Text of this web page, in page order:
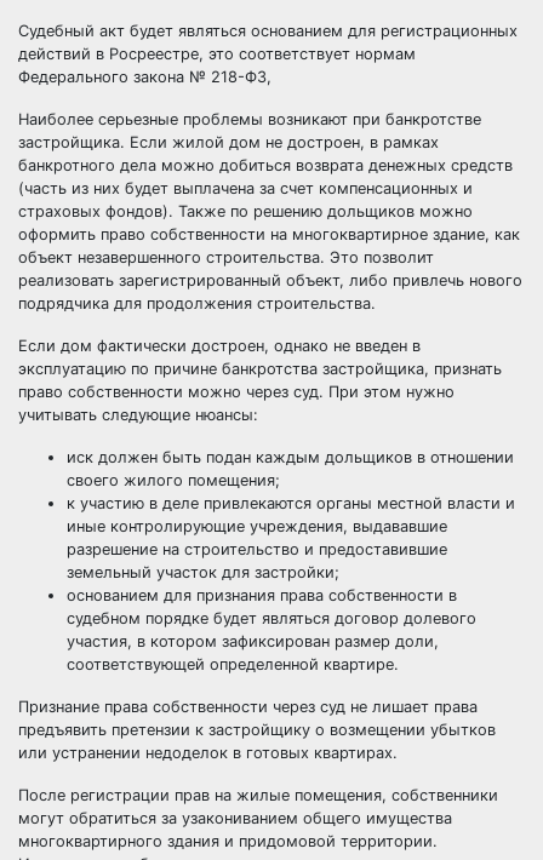
Судебный акт будет являться основанием для регистрационных
действий в Росреестре, это соответствует нормам
Федерального закона № 218-ФЗ,
Наиболее серьезные проблемы возникают при банкротстве
застройщика. Если жилой дом не достроен, в рамках
банкротного дела можно добиться возврата денежных средств
(часть из них будет выплачена за счет компенсационных и
страховых фондов). Также по решению дольщиков можно
оформить право собственности на многоквартирное здание, как
объект незавершенного строительства. Это позволит
реализовать зарегистрированный объект, либо привлечь нового
подрядчика для продолжения строительства.
Если дом фактически достроен, однако не введен в
эксплуатацию по причине банкротства застройщика, признать
право собственности можно через суд. При этом нужно
учитывать следующие нюансы:
иск должен быть подан каждым дольщиков в отношении
своего жилого помещения;
к участию в деле привлекаются органы местной власти и
иные контролирующие учреждения, выдававшие
разрешение на строительство и предоставившие
земельный участок для застройки;
основанием для признания права собственности в
судебном порядке будет являться договор долевого
участия, в котором зафиксирован размер доли,
соответствующей определенной квартире.
Признание права собственности через суд не лишает права
предъявить претензии к застройщику о возмещении убытков
или устранении недоделок в готовых квартирах.
После регистрации прав на жилые помещения, собственники
могут обратиться за узакониванием общего имущества
многоквартирного здания и придомовой территории.